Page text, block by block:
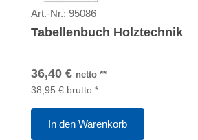
Art.-Nr.: 95086
Tabellenbuch Holztechnik
36,40 € netto **
38,95 € brutto *
In den Warenkorb